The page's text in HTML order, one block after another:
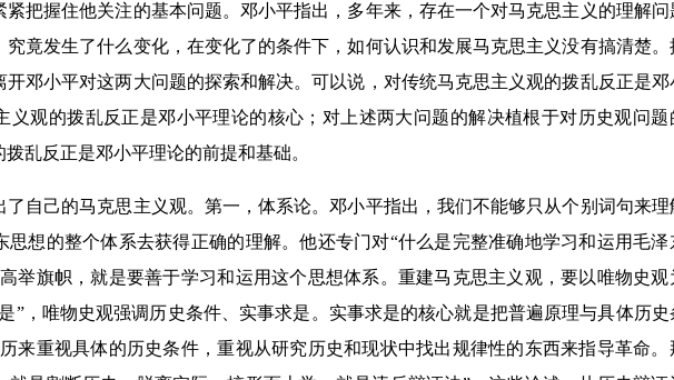
握住他关注的基本问题。邓小平指出，多年来，存在一个对马克思主义的理解问
竟发生了什么变化，在变化了的条件下，如何认识和发展马克思主义没有搞清楚。
邓小平对这两大问题的探索和解决。可以说，对传统马克思主义观的拨乱反正是邓
义观的拨乱反正是邓小平理论的核心；对上述两大问题的解决植根于对历史观问题
乱反正是邓小平理论的前提和基础。
己的马克思主义观。第一，体系论。邓小平指出，我们不能够只从个别词句来理
思想的整个体系去获得正确的理解。他还专门对“什么是完整准确地学习和运用毛泽
举旗帜，就是要善于学习和运用这个思想体系。重建马克思主义观，要以唯物史观
”，唯物史观强调历史条件、实事求是。实事求是的核心就是把普遍原理与具体历史
来重视具体的历史条件，重视从研究历史和现状中找出规律性的东西来指导革命。